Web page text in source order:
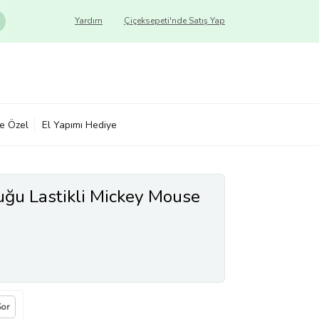
Çiçeksepeti'nde Satış Yap
Yardım
Özel El Yapımı Hediye
Lastikli Mickey Mouse